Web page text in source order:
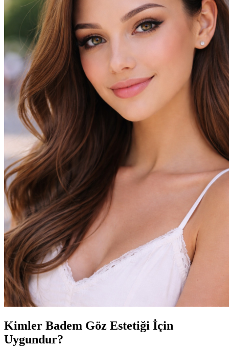
Kimler Badem Göz Estetiği İçin
Uygundur?